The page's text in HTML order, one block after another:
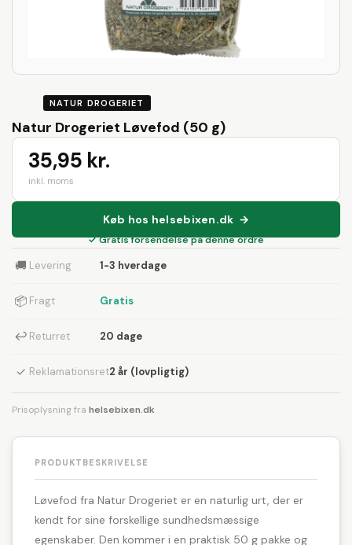
NATUR DROGERIET
Natur Drogeriet Løvefod (50 g)
35,95 kr.
inkl. moms
Køb hos helsebixen.dk →
✓ Gratis forsendelse på denne ordre
🚚 Levering 1-3 hverdage
📦 Fragt Gratis
↩ Returret 20 dage
✓ Reklamationsret2 år (lovpligtig)
Prisoplysning fra helsebixen.dk
PRODUKTBESKRIVELSE
Løvefod fra Natur Drogeriet er en naturlig urt, der er
kendt for sine forskellige sundhedsmæssige
egenskaber. Den kommer i en praktisk 50 g pakke og